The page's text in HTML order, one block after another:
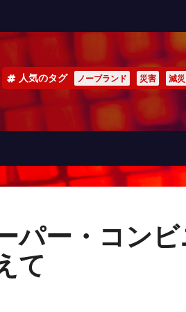
人気のタグ ノーブランド 災害 減災
パー・コン
て